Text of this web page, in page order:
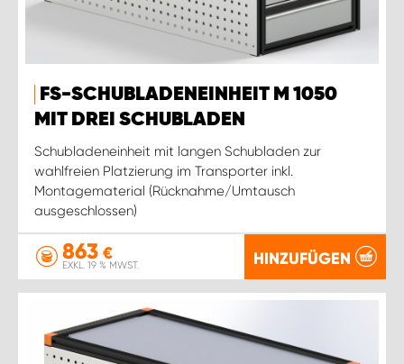
FS-SCHUBLADENEINHEIT M 1050
MIT DREI SCHUBLADEN
Schubladeneinheit mit langen Schubladen zur
wahlfreien Platzierung im Transporter inkl.
Montagematerial (Rücknahme/Umtausch
ausgeschlossen)
863 €
EXKL. 19 % MWST. HINZUFÜGEN